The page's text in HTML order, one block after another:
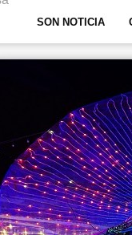
SON NOTICIA